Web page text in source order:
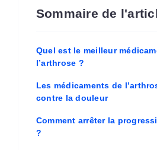
Sommaire de
Quel est le meilleur
l’arthrose ?
Les médicaments de
contre la douleur
Comment arrêter la
?